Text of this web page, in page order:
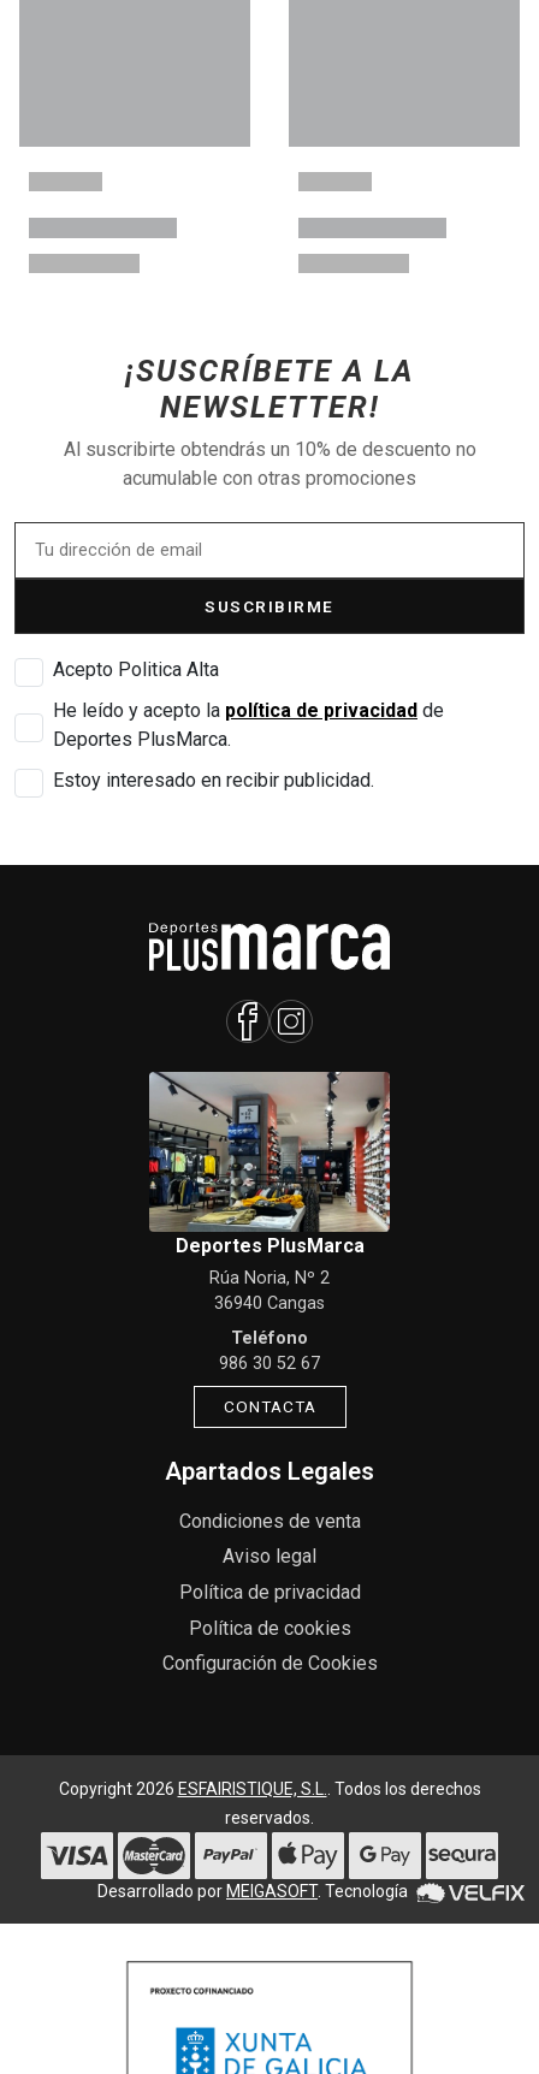
¡SUSCRÍBETE A LA
NEWSLETTER!
Al suscribirte obtendrás un 10% de descuento no
acumulable con otras promociones
SUSCRIBIRME
Acepto Politica Alta
He leído y acepto la política de privacidad de
Deportes PlusMarca.
Estoy interesado en recibir publicidad.
Deportes PlusMarca
Rúa Noria, Nº 2
36940 Cangas
Teléfono
986 30 52 67
CONTACTA
Apartados Legales
Condiciones de venta
Aviso legal
Política de privacidad
Política de cookies
Configuración de Cookies
Copyright 2026 ESFAIRISTIQUE, S.L.. Todos los derechos
reservados.
Desarrollado por MEIGASOFT. Tecnología